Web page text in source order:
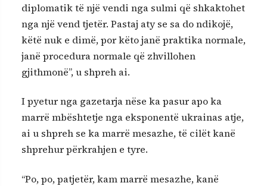
diplomatik të një vendi nga sulmi që shkaktohet
nga një vend tjetër. Pastaj aty se sa do ndikojë,
këtë nuk e dimë, por këto janë praktika normale,
janë procedura normale që zhvillohen
gjithmonë”, u shpreh ai.
I pyetur nga gazetarja nëse ka pasur apo ka
marrë mbështetje nga eksponentë ukrainas atje,
ai u shpreh se ka marrë mesazhe, të cilët kanë
shprehur përkrahjen e tyre.
“Po, po, patjetër, kam marrë mesazhe, kanë